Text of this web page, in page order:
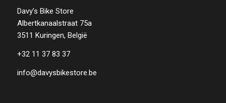
Davy’s Bike Store
Albertkanaalstraat 75a
3511 Kuringen, België
+32 11 37 83 37
info@davysbikestore.be